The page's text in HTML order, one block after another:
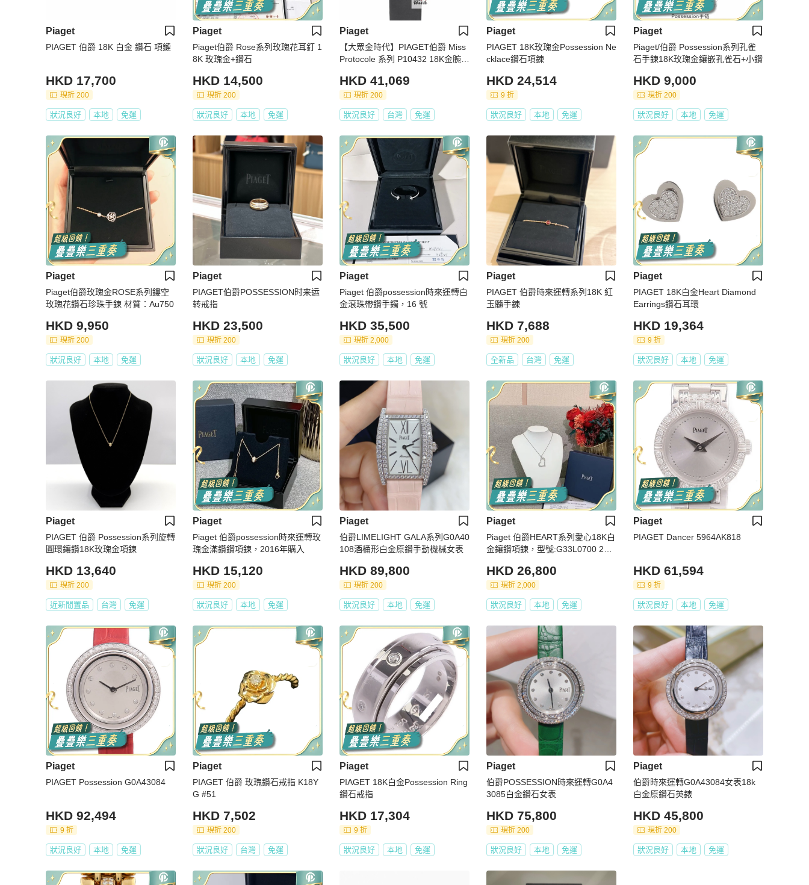
Piaget
PIAGET 伯爵 18K 白金 鑽石 項鏈
HKD 17,700
現折 200
狀況良好 本地 免運
Piaget
Piaget伯爵 Rose系列玫瑰花耳釘 1
8K 玫瑰金+鑽石
HKD 14,500
現折 200
狀況良好 本地 免運
Piaget
【大眾金時代】PIAGET伯爵 Miss
Protocole 系列 P10432 18K金腕錶
HKD 41,069
現折 200
狀況良好 台灣 免運
Piaget
PIAGET 18K玫瑰金Possession Ne
cklace鑽石項鍊
HKD 24,514
9 折
狀況良好 本地 免運
Piaget
Piaget/伯爵 Possession系列孔雀
石手鍊18K玫瑰金鑲嵌孔雀石+小鑽
HKD 9,000
現折 200
狀況良好 本地 免運
Piaget
Piaget伯爵玫瑰金ROSE系列鏤空
玫瑰花鑽石珍珠手鍊 材質：Au750
HKD 9,950
現折 200
狀況良好 本地 免運
Piaget
PIAGET伯爵POSSESSION时来运
转戒指
HKD 23,500
現折 200
狀況良好 本地 免運
Piaget
Piaget 伯爵possession時來運轉白
金滾珠帶鑽手鐲，16 號
HKD 35,500
現折 2,000
狀況良好 本地 免運
Piaget
PIAGET 伯爵時來運轉系列18K 紅
玉髓手鍊
HKD 7,688
現折 200
全新品 台灣 免運
Piaget
PIAGET 18K白金Heart Diamond
Earrings鑽石耳環
HKD 19,364
9 折
狀況良好 本地 免運
Piaget
PIAGET 伯爵 Possession系列旋轉
圓環鑲鑽18K玫瑰金項鍊
HKD 13,640
現折 200
近新閒置品 台灣 免運
Piaget
Piaget 伯爵possession時來運轉玫
瑰金滿鑽鑽項鍊，2016年購入
HKD 15,120
現折 200
狀況良好 本地 免運
Piaget
伯爵LIMELIGHT GALA系列G0A40
108酒桶形白金原鑽手動機械女表
HKD 89,800
現折 200
狀況良好 本地 免運
Piaget
Piaget 伯爵HEART系列愛心18K白
金鑲鑽項鍊，型號:G33L0700 201
HKD 26,800
現折 2,000
狀況良好 本地 免運
Piaget
PIAGET Dancer 5964AK818
HKD 61,594
9 折
狀況良好 本地 免運
Piaget
PIAGET Possession G0A43084
HKD 92,494
9 折
狀況良好 本地 免運
Piaget
PIAGET 伯爵 玫瑰鑽石戒指 K18Y
G #51
HKD 7,502
現折 200
狀況良好 台灣 免運
Piaget
PIAGET 18K白金Possession Ring
鑽石戒指
HKD 17,304
9 折
狀況良好 本地 免運
Piaget
伯爵POSSESSION時來運轉G0A4
3085白金鑽石女表
HKD 75,800
現折 200
狀況良好 本地 免運
Piaget
伯爵時來運轉G0A43084女表18k
白金原鑽石英錶
HKD 45,800
現折 200
狀況良好 本地 免運